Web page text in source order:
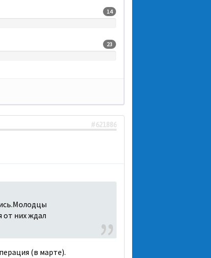
14
23
#621886
от них ждал
(в марте).